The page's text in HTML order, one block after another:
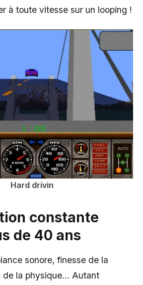
à toute vitesse sur un looping !
Hard drivin
constante
de 40 ans
sonore, finesse de la
de la physique… Autant